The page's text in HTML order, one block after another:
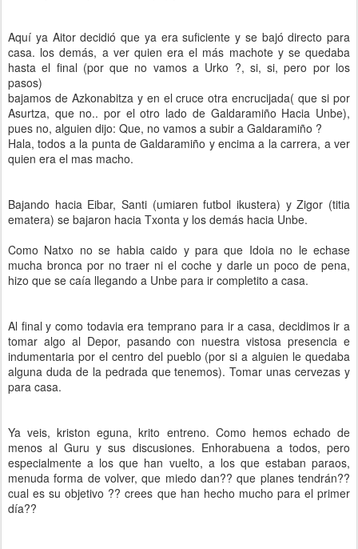
Aquí ya Aitor decidió que ya era suficiente y se bajó directo para
casa. los demás, a ver quien era el más machote y se quedaba
hasta el final (por que no vamos a Urko ?, si, si, pero por los
pasos)
bajamos de Azkonabitza y en el cruce otra encrucijada( que si por
Asurtza, que no.. por el otro lado de Galdaramiño Hacia Unbe),
pues no, alguien dijo: Que, no vamos a subir a Galdaramiño ?
Hala, todos a la punta de Galdaramiño y encima a la carrera, a ver
quien era el mas macho.
Bajando hacia Eibar, Santi (umiaren futbol ikustera) y Zigor (titia
ematera) se bajaron hacia Txonta y los demás hacia Unbe.
Como Natxo no se habia caido y para que Idoia no le echase
mucha bronca por no traer ni el coche y darle un poco de pena,
hizo que se caía llegando a Unbe para ir completito a casa.
Al final y como todavia era temprano para ir a casa, decidimos ir a
tomar algo al Depor, pasando con nuestra vistosa presencia e
indumentaria por el centro del pueblo (por si a alguien le quedaba
alguna duda de la pedrada que tenemos). Tomar unas cervezas y
para casa.
Ya veis, kriston eguna, krito entreno. Como hemos echado de
menos al Guru y sus discusiones. Enhorabuena a todos, pero
especialmente a los que han vuelto, a los que estaban paraos,
menuda forma de volver, que miedo dan?? que planes tendrán??
cual es su objetivo ?? crees que han hecho mucho para el primer
día??